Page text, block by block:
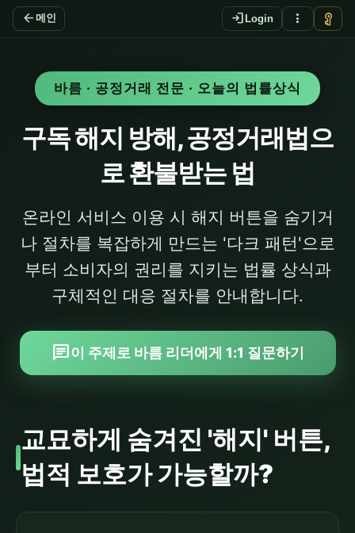
arrow_back 메인 login Login more_vert vpn_key
바름 · 공정거래 전문 · 오늘의 법률상식
구독 해지 방해, 공정거래법으
로 환불받는 법
온라인 서비스 이용 시 해지 버튼을 숨기거
나 절차를 복잡하게 만드는 '다크 패턴'으로
부터 소비자의 권리를 지키는 법률 상식과
구체적인 대응 절차를 안내합니다.
chat이 주제로 바름 리더에게 1:1 질문하기
교묘하게 숨겨진 '해지' 버튼,
법적 보호가 가능할까?